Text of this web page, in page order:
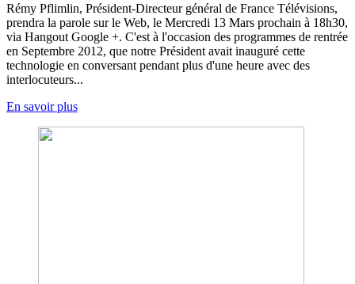
Rémy Pflimlin, Président-Directeur général de France Télévisions,
prendra la parole sur le Web, le Mercredi 13 Mars prochain à 18h30,
via Hangout Google +. C'est à l'occasion des programmes de rentrée
en Septembre 2012, que notre Président avait inauguré cette
technologie en conversant pendant plus d'une heure avec des
interlocuteurs...
En savoir plus